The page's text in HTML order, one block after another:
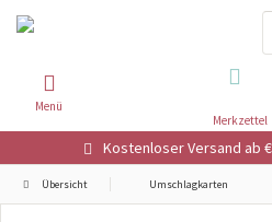
Kostenloser Versand ab
Merkzettel
Menü
Übersicht Umschlagkarten